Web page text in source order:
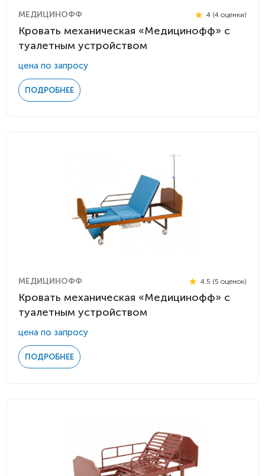
МЕДИЦИНОФФ 4 (4 оценки)
Кровать механическая «Медицинофф» с
туалетным устройством
цена по запросу
ПОДРОБНЕЕ
МЕДИЦИНОФФ 4.5 (5 оценок)
Кровать механическая «Медицинофф» с
туалетным устройством
цена по запросу
ПОДРОБНЕЕ